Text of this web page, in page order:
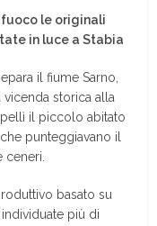
fuoco le originali
in luce a Stabia
il fiume Sarno,
storica alla
il piccolo abitato
punteggiavano il
ceneri.
basato su
più di